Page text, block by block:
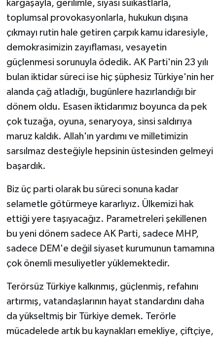
kargaşayla, gerilimle, siyasi suikastlarla,
toplumsal provokasyonlarla, hukukun dışına
çıkmayı rutin hale getiren çarpık kamu idaresiyle,
demokrasimizin zayıflaması, vesayetin
güçlenmesi sorunuyla ödedik. AK Parti'nin 23 yılı
bulan iktidar süreci ise hiç şüphesiz Türkiye'nin her
alanda çağ atladığı, bugünlere hazırlandığı bir
dönem oldu. Esasen iktidarımız boyunca da pek
çok tuzağa, oyuna, senaryoya, sinsi saldırıya
maruz kaldık. Allah'ın yardımı ve milletimizin
sarsılmaz desteğiyle hepsinin üstesinden gelmeyi
başardık.
Biz üç parti olarak bu süreci sonuna kadar
selametle götürmeye kararlıyız. Ülkemizi hak
ettiği yere taşıyacağız. Parametreleri şekillenen
bu yeni dönem sadece AK Parti, sadece MHP,
sadece DEM'e değil siyaset kurumunun tamamına
çok önemli mesuliyetler yüklemektedir.
Terörsüz Türkiye kalkınmış, güçlenmiş, refahını
artırmış, vatandaşlarının hayat standardını daha
da yükseltmiş bir Türkiye demek. Terörle
mücadelede artık bu kaynakları emekliye, çiftçiye,